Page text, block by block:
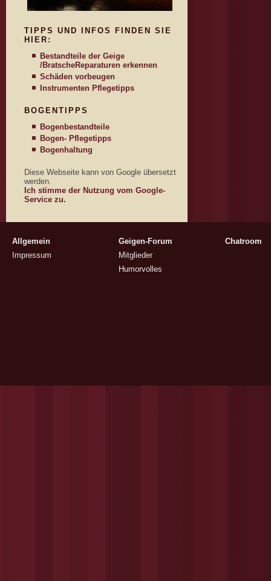
TIPPS UND INFOS FINDEN SIE
HIER:
Bestandteile der Geige
/BratscheReparaturen erkennen
Schäden vorbeugen
Instrumenten Pflegetipps
BOGENTIPPS
Bogenbestandteile
Bogen- Pflegetipps
Bogenhaltung
Diese Webseite kann von Google übersetzt
werden.
Ich stimme der Nutzung vom Google-
Service zu.
Allgemein
Impressum
Geigen-Forum
Mitglieder
Humorvolles
Chatroom